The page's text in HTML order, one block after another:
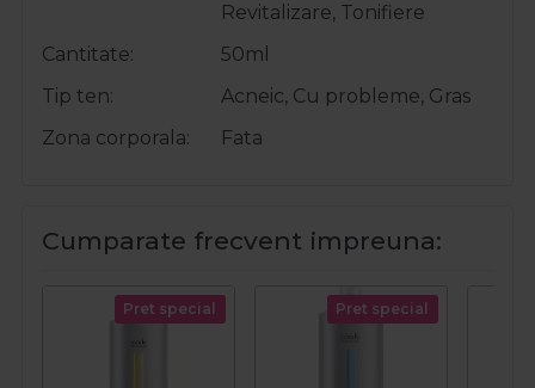
Revitalizare, Tonifiere
Cantitate
50ml
Tip ten
Acneic, Cu probleme, Gras
Zona corporala
Fata
Cumparate frecvent impreuna:
Pret special Pret special